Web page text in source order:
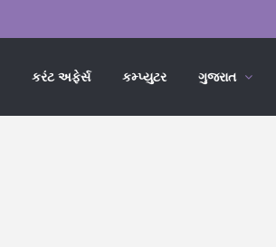
કરંટ અફેર્સ કમ્પ્યુટર ગુજરાત